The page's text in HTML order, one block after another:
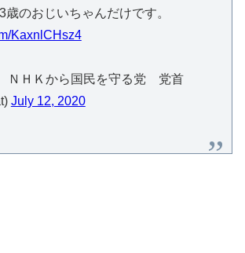
歳のおじいちゃんだけです。
KaxnlCHsz4
ＨＫから国民を守る党 党首
July 12, 2020